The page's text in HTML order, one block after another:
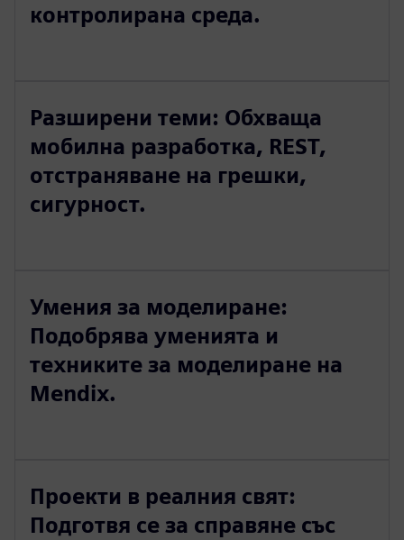
контролирана среда.
Разширени теми: Обхваща
мобилна разработка, REST,
отстраняване на грешки,
сигурност.
Умения за моделиране:
Подобрява уменията и
техниките за моделиране на
Mendix.
Проекти в реалния свят:
Подготвя се за справяне със